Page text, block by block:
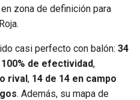
zona de definición para
casi perfecto con balón: 34
100% de efectividad,
rival, 14 de 14 en campo
. Además, su mapa de